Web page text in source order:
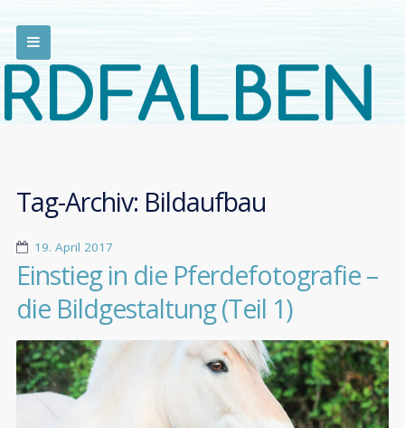
Tag-Archiv: Bildaufbau
19. April 2017
Einstieg in die Pferdefotografie –
die Bildgestaltung (Teil 1)